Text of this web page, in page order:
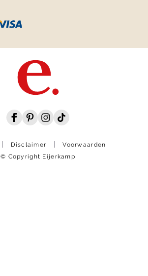
Disclaimer
Voorwaarden
© Copyright Eijerkamp